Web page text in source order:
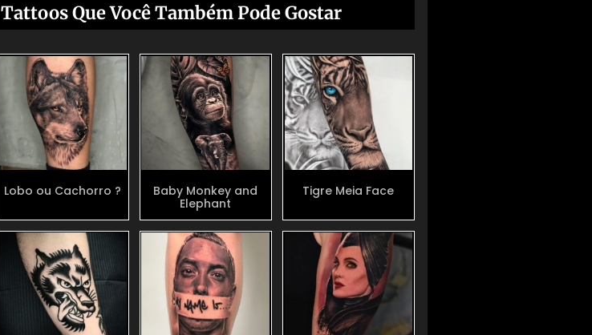
Tattoos Que Você Também Pode Gostar
Lobo ou Cachorro ?
Baby Monkey and
Elephant
Tigre Meia Face